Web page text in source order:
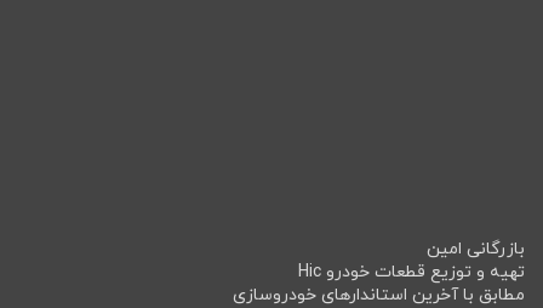
بازرگانی امین
تهیه و توزیع قطعات خودرو Hic
مطابق با آخرین استاندارهای خودروسازی